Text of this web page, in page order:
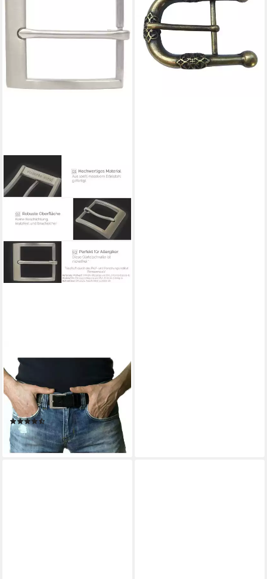
Gürtelschnalle aus massivem
Edelstahl 4,0 cm - Buckle
Gürtelschließe 40mm Edel-
Stahl (1-St)
(4)
19,99 €
lieferbar - in 2-3 Werktagen bei dir
- Buckle Wechselschließe
Gürtelschließe 40mm - Für
die T (1-St)
19,99 €
lieferbar - in 2-3 Werktagen bei dir